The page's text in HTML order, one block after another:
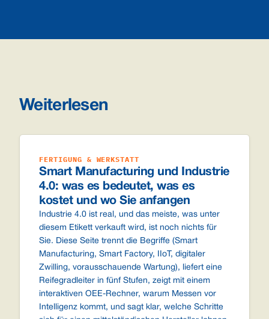
Weiterlesen
FERTIGUNG & WERKSTATT
Smart Manufacturing und Industrie
4.0: was es bedeutet, was es
kostet und wo Sie anfangen
Industrie 4.0 ist real, und das meiste, was unter
diesem Etikett verkauft wird, ist noch nichts für
Sie. Diese Seite trennt die Begriffe (Smart
Manufacturing, Smart Factory, IIoT, digitaler
Zwilling, vorausschauende Wartung), liefert eine
Reifegradleiter in fünf Stufen, zeigt mit einem
interaktiven OEE-Rechner, warum Messen vor
Intelligenz kommt, und sagt klar, welche Schritte